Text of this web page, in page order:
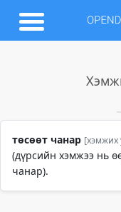
төсөөт чанар [хэмжих
(дүрсийн хэмжээ нь
чанар).